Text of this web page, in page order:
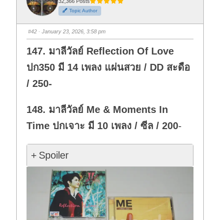
h
u
m
d
o
n
.
h
u
m
u
p
Topic Author
#42 · January 23, 2026, 3:58 pm
147. มาลีวัลย์ Reflection Of Love
ปก350 มี 14 เพลง แผ่นสวย / DD สะดือ
/ 250-
148. มาลีวัลย์ Me & Moments In
Time ปกเจาะ มี 10 เพลง / ซีล / 200-
Spoiler